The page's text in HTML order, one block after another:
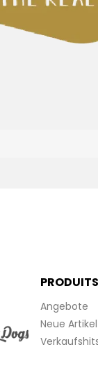
PRODUITS
Angebote
Neue Artikel